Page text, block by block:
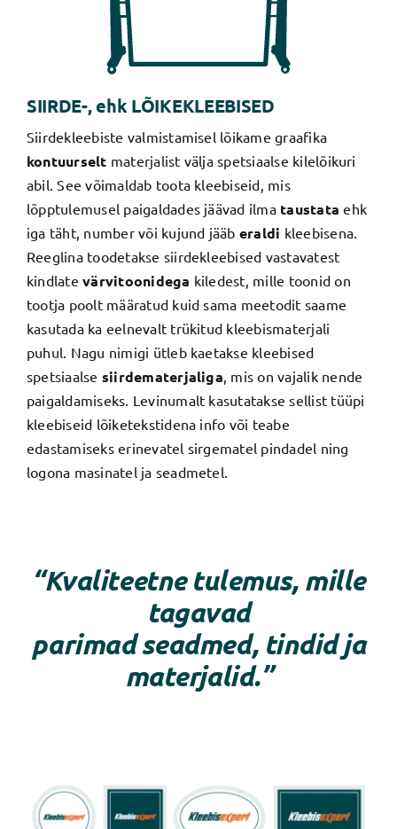
SIIRDE-, ehk LÕIKEKLEEBISED
Siirdekleebiste valmistamisel lõikame graafika
kontuurselt materjalist välja spetsiaalse kilelõikuri
abil. See võimaldab toota kleebiseid, mis
lõpptulemusel paigaldades jäävad ilma taustata ehk
iga täht, number või kujund jääb eraldi kleebisena.
Reeglina toodetakse siirdekleebised vastavatest
kindlatevärvitoonidega kiledest, mille toonid on
tootja poolt määratud kuid sama meetodit saame
kasutada ka eelnevalt trükitud kleebismaterjali
puhul. Nagu nimigi ütleb kaetakse kleebised
spetsiaalse siirdematerjaliga, mis on vajalik nende
paigaldamiseks. Levinumalt kasutatakse sellist tüüpi
kleebiseid lõiketekstidena info või teabe
edastamiseks erinevatel sirgematel pindadel ning
logona masinatel ja seadmetel.
“Kvaliteetne tulemus, mille
tagavad
parimad seadmed, tindid ja
materjalid.”